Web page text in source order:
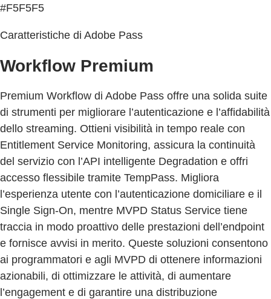
#F5F5F5
Caratteristiche di Adobe Pass
Workflow Premium
Premium Workflow di Adobe Pass offre una solida suite
di strumenti per migliorare l’autenticazione e l’affidabilità
dello streaming. Ottieni visibilità in tempo reale con
Entitlement Service Monitoring, assicura la continuità
del servizio con l’API intelligente Degradation e offri
accesso flessibile tramite TempPass. Migliora
l’esperienza utente con l’autenticazione domiciliare e il
Single Sign-On, mentre MVPD Status Service tiene
traccia in modo proattivo delle prestazioni dell’endpoint
e fornisce avvisi in merito. Queste soluzioni consentono
ai programmatori e agli MVPD di ottenere informazioni
azionabili, di ottimizzare le attività, di aumentare
l’engagement e di garantire una distribuzione